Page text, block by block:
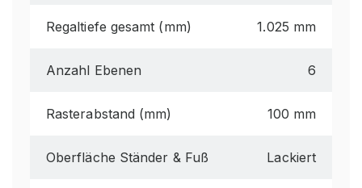
Regaltiefe gesamt (mm) 1.025 mm
Anzahl Ebenen 6
Rasterabstand (mm) 100 mm
Oberfläche Ständer & Fuß Lackiert